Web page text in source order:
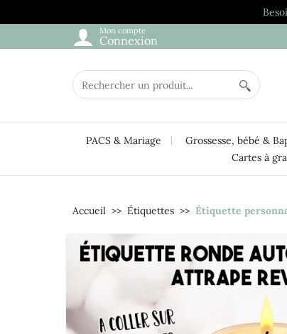
Mon compte
Connexion
PACS & Mariage Grossesse, bébé &
Cartes à
Accueil Étiquettes Étiquette